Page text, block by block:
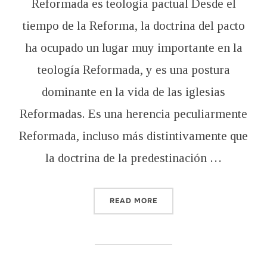
Reformada es teología pactual Desde el
tiempo de la Reforma, la doctrina del pacto
ha ocupado un lugar muy importante en la
teología Reformada, y es una postura
dominante en la vida de las iglesias
Reformadas. Es una herencia peculiarmente
Reformada, incluso más distintivamente que
la doctrina de la predestinación …
READ MORE